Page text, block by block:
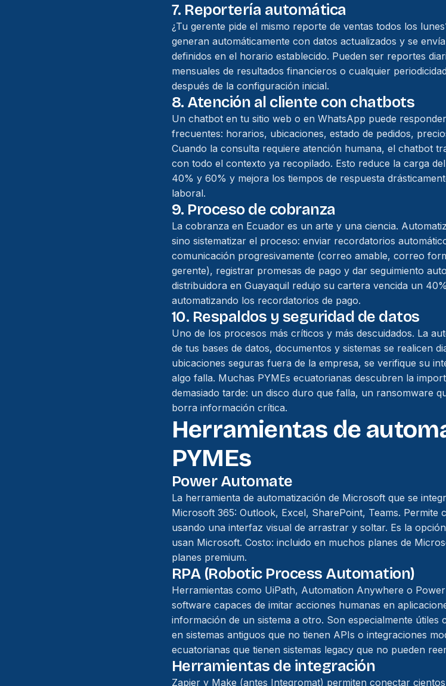
7. Reportería automática
¿Tu gerente pide el mismo reporte de ventas todos los
generan automáticamente con datos actualizados y se
definidos en el horario establecido. Pueden ser reportes
mensuales de resultados financieros o cualquier
después de la configuración inicial.
8. Atención al cliente con chatbots
Un chatbot en tu sitio web o en WhatsApp puede
frecuentes: horarios, ubicaciones, estado de pedidos,
Cuando la consulta requiere atención humana, el chatbot
con todo el contexto ya recopilado. Esto reduce la carga
40% y 60% y mejora los tiempos de respuesta
laboral.
9. Proceso de cobranza
La cobranza en Ecuador es un arte y una ciencia.
sino sistematizar el proceso: enviar recordatorios
comunicación progresivamente (correo amable, correo
gerente), registrar promesas de pago y dar seguimiento
distribuidora en Guayaquil redujo su cartera vencida un
automatizando los recordatorios de pago.
10. Respaldos y seguridad de datos
Uno de los procesos más críticos y más descuidados. La
de tus bases de datos, documentos y sistemas se realicen
ubicaciones seguras fuera de la empresa, se verifique su
algo falla. Muchas PYMEs ecuatorianas descubren la
demasiado tarde: un disco duro que falla, un ransomware
borra información crítica.
Herramientas de
PYMEs
Power Automate
La herramienta de automatización de Microsoft que se
Microsoft 365: Outlook, Excel, SharePoint, Teams.
usando una interfaz visual de arrastrar y soltar. Es la
usan Microsoft. Costo: incluido en muchos planes de
planes premium.
RPA (Robotic Process Automation)
Herramientas como UiPath, Automation Anywhere o
software capaces de imitar acciones humanas en
información de un sistema a otro. Son especialmente útiles
en sistemas antiguos que no tienen APIs o integraciones
ecuatorianas que tienen sistemas legacy que no pueden
Herramientas de integración
Zapier y Make (antes Integromat) permiten conectar